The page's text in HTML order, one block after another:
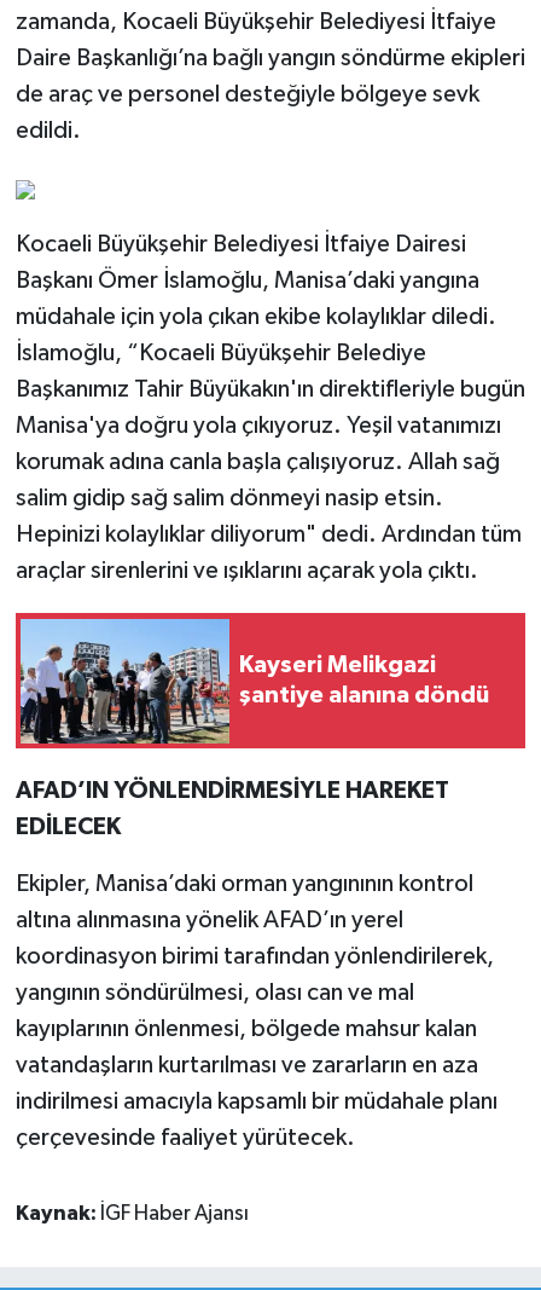
zamanda, Kocaeli Büyükşehir Belediyesi İtfaiye
Daire Başkanlığı’na bağlı yangın söndürme ekipleri
de araç ve personel desteğiyle bölgeye sevk
edildi.
Kocaeli Büyükşehir Belediyesi İtfaiye Dairesi
Başkanı Ömer İslamoğlu, Manisa’daki yangına
müdahale için yola çıkan ekibe kolaylıklar diledi.
İslamoğlu, “Kocaeli Büyükşehir Belediye
Başkanımız Tahir Büyükakın'ın direktifleriyle bugün
Manisa'ya doğru yola çıkıyoruz. Yeşil vatanımızı
korumak adına canla başla çalışıyoruz. Allah sağ
salim gidip sağ salim dönmeyi nasip etsin.
Hepinizi kolaylıklar diliyorum" dedi. Ardından tüm
araçlar sirenlerini ve ışıklarını açarak yola çıktı.
Kayseri Melikgazi
şantiye alanına döndü
AFAD’IN YÖNLENDİRMESİYLE HAREKET
EDİLECEK
Ekipler, Manisa’daki orman yangınının kontrol
altına alınmasına yönelik AFAD’ın yerel
koordinasyon birimi tarafından yönlendirilerek,
yangının söndürülmesi, olası can ve mal
kayıplarının önlenmesi, bölgede mahsur kalan
vatandaşların kurtarılması ve zararların en aza
indirilmesi amacıyla kapsamlı bir müdahale planı
çerçevesinde faaliyet yürütecek.
Kaynak: İGF Haber Ajansı